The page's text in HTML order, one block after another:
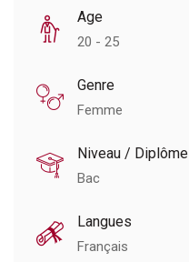
Age
20 - 25
Genre
Femme
Niveau / Diplôme
Bac
Langues
Français